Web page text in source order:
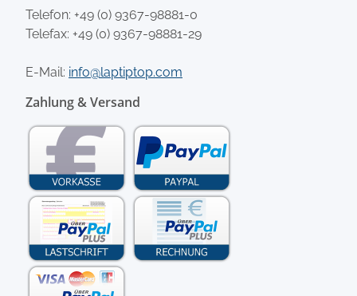
Telefon: +49 (0) 9367-98881-0
Telefax: +49 (0) 9367-98881-29
E-Mail: info@laptiptop.com
Zahlung & Versand